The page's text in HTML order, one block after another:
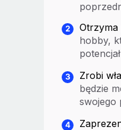
Zrobi
będzie
swojego
Otrzyma
hobby,
potencjał